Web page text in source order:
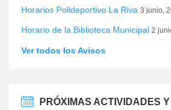
Horarios Polideportivo La Riva 3 junio,
Horario de la Biblioteca Municipal 2
Ver todos los Avisos
PRÓXIMAS ACTIVIDADES